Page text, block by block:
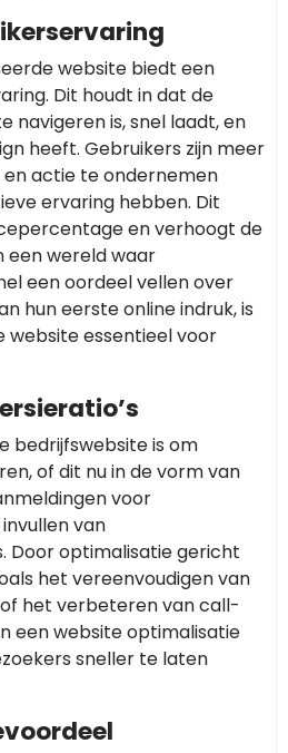
website biedt een
Dit houdt in dat de
navigeren is, snel laadt, en
heeft. Gebruikers zijn meer
actie te ondernemen
ervaring hebben. Dit
en verhoogt de
een wereld waar
een oordeel vellen over
hun eerste online indruk, is
website essentieel voor
bedrijfswebsite is om
of dit nu in de vorm van
voor
van
Door optimalisatie gericht
het vereenvoudigen van
het verbeteren van call-
een website optimalisatie
sneller te laten